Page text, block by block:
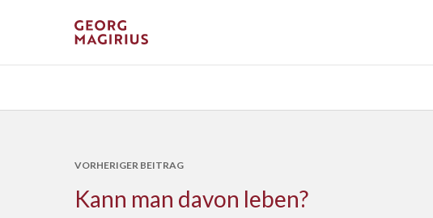
VORHERIGER BEITRAG
Kann man davon leben?